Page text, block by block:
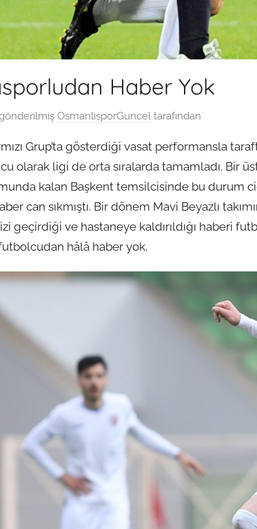
Haber Yok
OsmanlisporGuncel tarafından
Grup’ta gösterdiği vasat performansla
olarak ligi de orta sıralarda tamamladı. Bir
kalan Başkent temsilcisinde bu durum
can sıkmıştı. Bir dönem Mavi Beyazlı
geçirdiği ve hastaneye kaldırıldığı haberi
hâlâ haber yok.